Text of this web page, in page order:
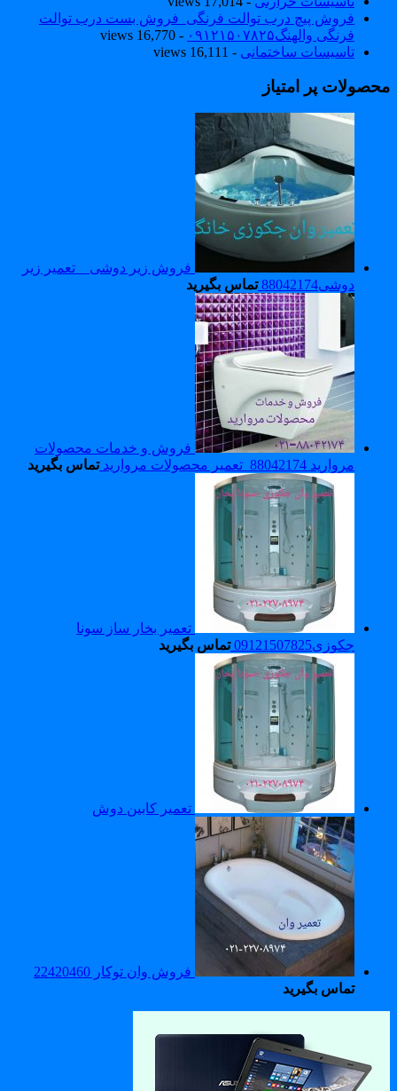
فروش پیچ درب توالت فرنگی_فروش بست درب توالت
فرنگی والهنگ۰۹۱۲۱۵۰۷۸۲۵
- 16,770 views
تاسیسات ساختمانی- 16,111 views
پر امتیاز
فروش زیر دوشی _ تعمیر زیر
دوشی88042174
تماس بگیرید
فروش و خدمات محصولات
مروارید 88042174_تعمیر محصولات مروارید
تماس بگیرید
تعمیر بخار ساز سونا
جکوزی09121507825
تماس بگیرید
تعمیر کابین دوش
فروش وان توکار 22420460
تماس بگیرید